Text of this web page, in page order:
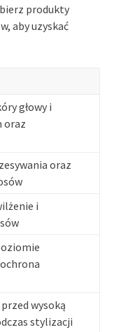
produkty
aby uzyskać
głowy i
oraz
oraz
i
wysoką
stylizacji